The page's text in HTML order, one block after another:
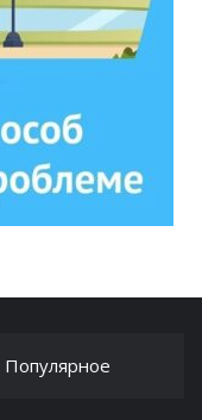
Популярное